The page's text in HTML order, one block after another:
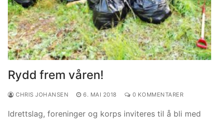
Rydd frem våren!
CHRIS JOHANSEN 6. MAI 2018 0 KOMMENTARER
Idrettslag, foreninger og korps inviteres til å bli med